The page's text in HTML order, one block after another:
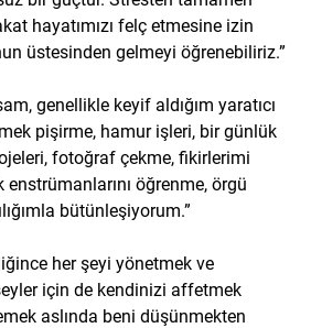
hayatımızı felç etmesine izin
üstesinden gelmeyi öğrenebiliriz.”
genellikle keyif aldığım yaratıcı
pişirme, hamur işleri, bir günlük
fotoğraf çekme, fikirlerimi
öğrenme, örgü
bütünleşiyorum.”
her şeyi yönetmek ve
için de kendinizi affetmek
aslında beni düşünmekten